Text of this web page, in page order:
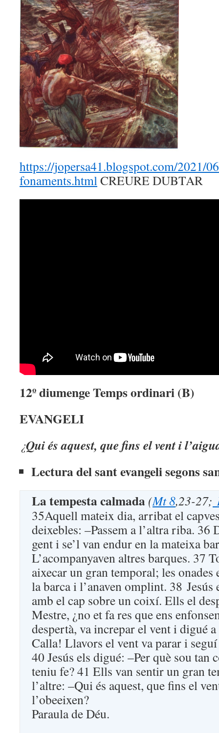
https://jopersa41.blogspot.com/2021/
fonaments.htmlCREURE DUBTAR
12º diumenge Temps ordinari (B)
EVANGELI
¿Qui és aquest, que fins el vent i
Lectura del sant evangeli segons
La tempesta calmada (Mt 8,23-27;
35Aquell mateix dia, arribat el
deixebles: –Passem a l’altra riba. 36
gent i se’l van endur en la mateixa
L’acompanyaven altres barques. 37
aixecar un gran temporal; les onades
la barca i l’anaven omplint. 38
amb el cap sobre un coixí. Ells el
Mestre, ¿no et fa res que ens
despertà, va increpar el vent i digué
Calla! Llavors el vent va parar i
40 Jesús els digué: –Per què sou tan
teniu fe? 41 Ells van sentir un gran
l’altre: –Qui és aquest, que fins el
l’obeeixen?
Paraula de Déu.